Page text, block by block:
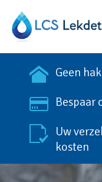
Geen
Bespaar
Uw
kosten